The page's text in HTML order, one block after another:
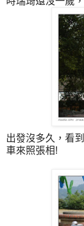
出發沒多久，看
車來照張相!